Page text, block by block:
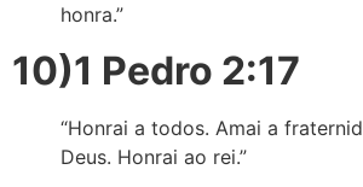
honra.”
10)1 Pedro 2:17
“Honrai a todos. Amai a
Deus. Honrai ao rei.”